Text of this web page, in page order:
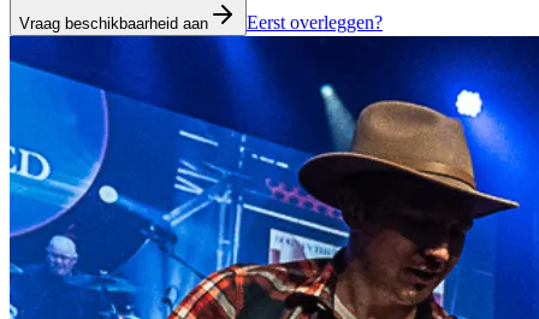
Vraag beschikbaarheid aan Eerst overleggen?